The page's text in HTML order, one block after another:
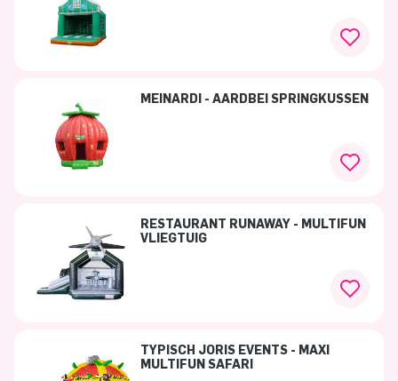
MEINARDI - AARDBEI SPRINGKUSSEN
RESTAURANT RUNAWAY - MULTIFUN
VLIEGTUIG
TYPISCH JORIS EVENTS - MAXI
MULTIFUN SAFARI